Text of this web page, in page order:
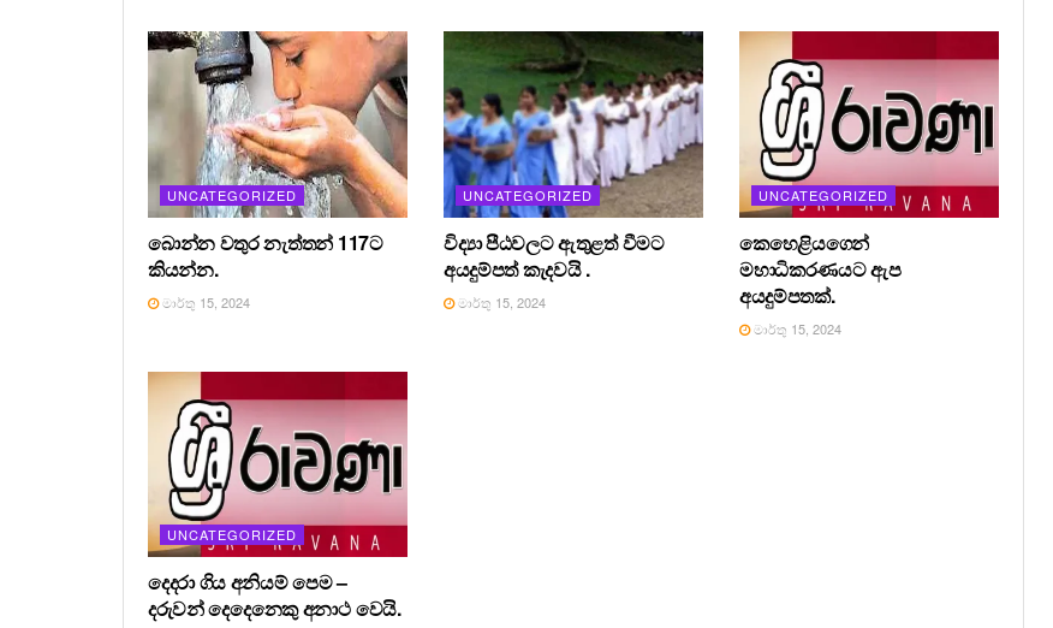
UNCATEGORIZED
බොන්න වතුර නැත්තන් 117ට
කියන්න.
මාර්තු 15, 2024
UNCATEGORIZED
විද්‍යා පීඨවලට ඇතුළත් වීමට
අයදුම්පත් කැදවයි .
මාර්තු 15, 2024
UNCATEGORIZED
කෙහෙළියගෙන්
මහාධිකරණයට ඇප
අයදුම්පතක්.
මාර්තු 15, 2024
UNCATEGORIZED
දෙදරා ගිය අනියම් පෙම –
දරුවන් දෙදෙනෙකු අනාථ වෙයි.